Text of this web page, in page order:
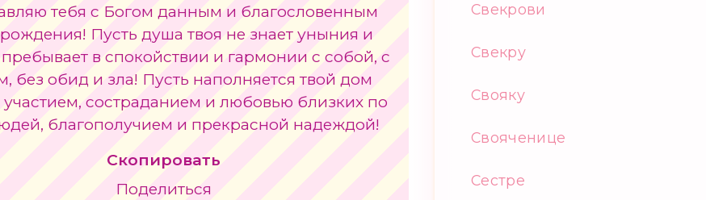
тебя с Богом данным и благословенным
Пусть душа твоя не знает уныния и
в спокойствии и гармонии с собой, с
без обид и зла! Пусть наполняется твой дом
состраданием и любовью близких по
благополучием и прекрасной надеждой!
Скопировать
Поделиться
Свекрови
Свекру
Свояку
Свояченице
Сестре